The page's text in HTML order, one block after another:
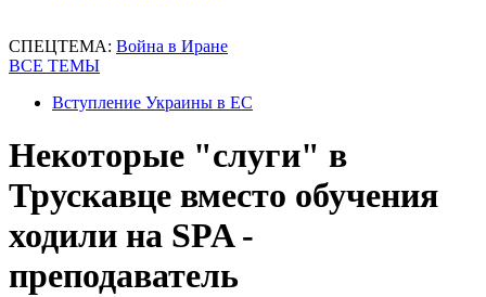
СПЕЦТЕМА: Война в Иране
ВСЕ ТЕМЫ
Вступление Украины в ЕС
Некоторые "слуги" в
Трускавце вместо обучения
ходили на SPA -
преподаватель